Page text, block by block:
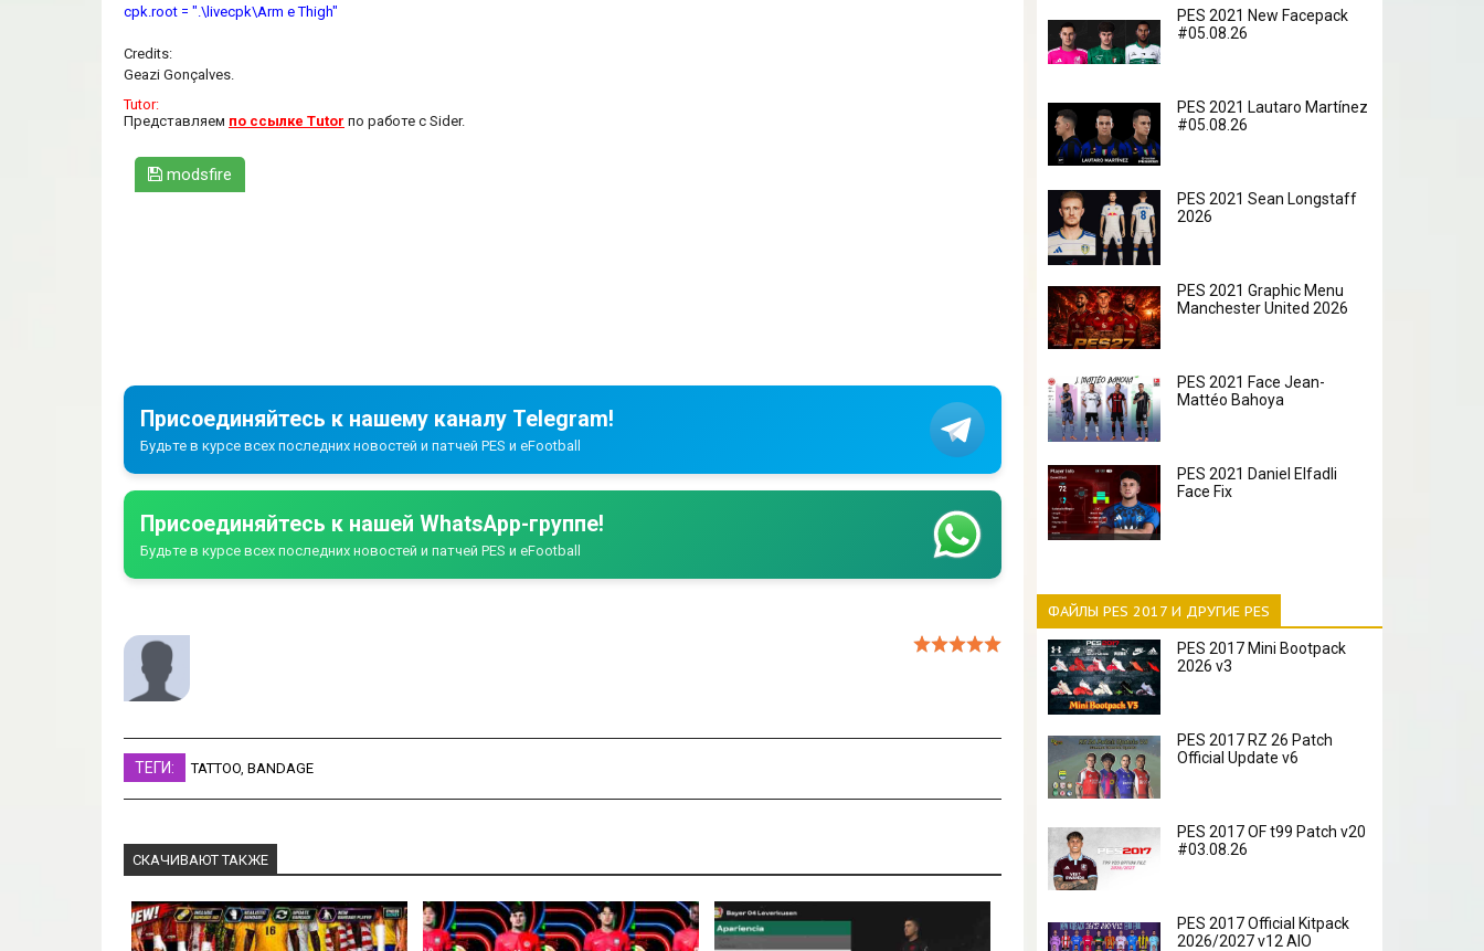
cpk.root = ".\livecpk\Arm e Thigh"
Credits:
Geazi Gonçalves.
Tutor:
Представляем по ссылке Tutor по работе с Sider.
modsfire
Присоединяйтесь к нашему каналу Telegram!
Будьте в курсе всех последних новостей и патчей PES и eFootball
Присоединяйтесь к нашей WhatsApp-группе!
Будьте в курсе всех последних новостей и патчей PES и eFootball
ТЕГИ: TATTOO, BANDAGE
СКАЧИВАЮТ ТАКЖЕ
PES 2021 New Facepack
#05.08.26
PES 2021 Lautaro Martínez
#05.08.26
PES 2021 Sean Longstaff
2026
PES 2021 Graphic Menu
Manchester United 2026
PES 2021 Face Jean-
Mattéo Bahoya
PES 2021 Daniel Elfadli
Face Fix
ФАЙЛЫ PES 2017 И ДРУГИЕ PES
PES 2017 Mini Bootpack
2026 v3
PES 2017 RZ 26 Patch
Official Update v6
PES 2017 OF t99 Patch v20
#03.08.26
PES 2017 Official Kitpack
2026/2027 v12 AIO